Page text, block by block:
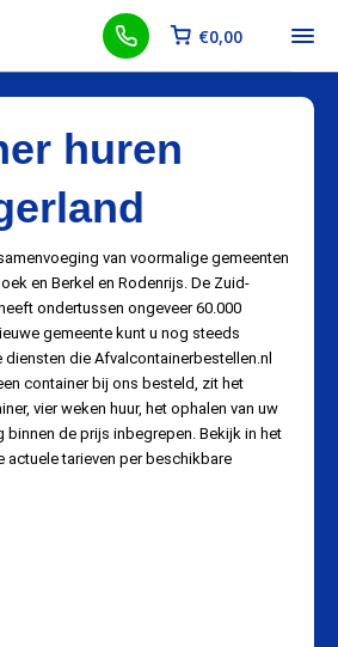
€0,00
huren
van voormalige gemeenten
en Berkel en Rodenrijs. De Zuid-
ondertussen ongeveer 60.000
gemeente kunt u nog steeds
die Afvalcontainerbestellen.nl
container bij ons besteld, zit het
vier weken huur, het ophalen van uw
binnen de prijs inbegrepen. Bekijk in het
actuele tarieven per beschikbare